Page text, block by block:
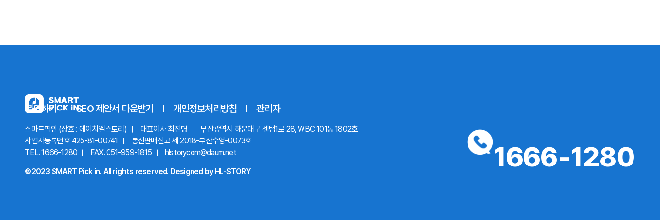
문의하기 SEO 제안서 다운받기 개인정보처리방침 관리자
스마트픽인 (상호 : 에이치엘스토리) 대표이사 최진명
부산광역시 해운대구 센텀1로 28, WBC 101동 1802호
사업자등록번호 425-81-00741
통신판매신고 제 2018-부산수영-0073호
TEL. 1666-1280
FAX. 051-959-1815 hlstorycom@daum.net
©2023 SMART Pick in. All rights reserved. Designed byHL-STORY 1666-1280